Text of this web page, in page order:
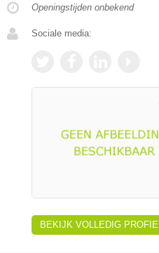
Openingstijden onbekend
Sociale media:
BEKIJK VOLLEDIG PROFIEL